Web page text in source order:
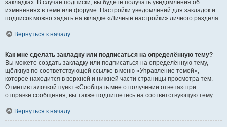
закладках. В случае подписки, вы будете получать уведомления об
изменениях в теме или форуме. Настройки уведомлений для закладок и
подписок можно задать на вкладке «Личные настройки» личного раздела.
Вернуться к началу
Как мне сделать закладку или подписаться на определённую тему?
Вы можете создать закладку или подписаться на определённую тему,
щёлкнув по соответствующей ссылке в меню «Управление темой»,
которое находится в верхней и нижней части страницы просмотра тем.
Отметив галочкой пункт «Сообщать мне о получении ответа» при
отправке сообщения, вы также подпишетесь на соответствующую тему.
Вернуться к началу